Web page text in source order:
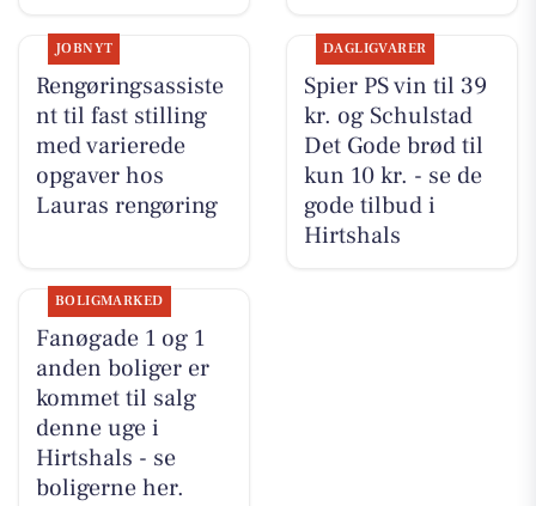
JOBNYT
Rengøringsassiste
nt til fast stilling
med varierede
opgaver hos
Lauras rengøring
DAGLIGVARER
Spier PS vin til 39
kr. og Schulstad
Det Gode brød til
kun 10 kr. - se de
gode tilbud i
Hirtshals
BOLIGMARKED
Fanøgade 1 og 1
anden boliger er
kommet til salg
denne uge i
Hirtshals - se
boligerne her.